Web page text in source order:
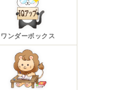
ワンダーボックス